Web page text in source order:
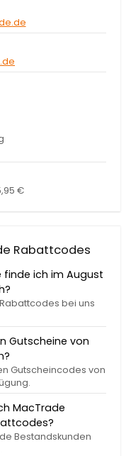
€
Rabattcodes
finde ich im August
bei uns
Gutscheine von
Gutscheincodes von
MacTrade
Bestandskunden